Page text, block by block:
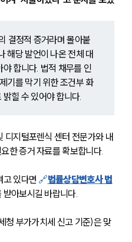
색
례
례
신동향
보
별
소개
결정적 증거라며 몰아붙
해당 발언이 나온 전체 대
합니다. 법적 채무를 인
기를 막기 위한 조건부 화
힐 수 있어야 합니다.
디지털포렌식 센터 전문가와 내
한 증거 자료를 확보합니다.
고 있다면 🔗법률상담변호사 법
아보시길 바랍니다.
청 부가가치세 신고 기준)은 맞